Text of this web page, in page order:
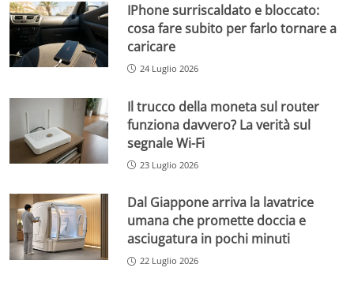
IPhone surriscaldato e bloccato:
cosa fare subito per farlo tornare a
caricare
24 Luglio 2026
Il trucco della moneta sul router
funziona davvero? La verità sul
segnale Wi-Fi
23 Luglio 2026
Dal Giappone arriva la lavatrice
umana che promette doccia e
asciugatura in pochi minuti
22 Luglio 2026